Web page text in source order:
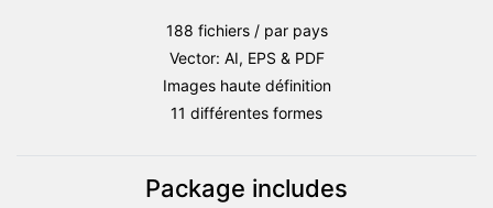
188 fichiers / par pays
Vector: AI, EPS & PDF
Images haute définition
11 différentes formes
Package includes